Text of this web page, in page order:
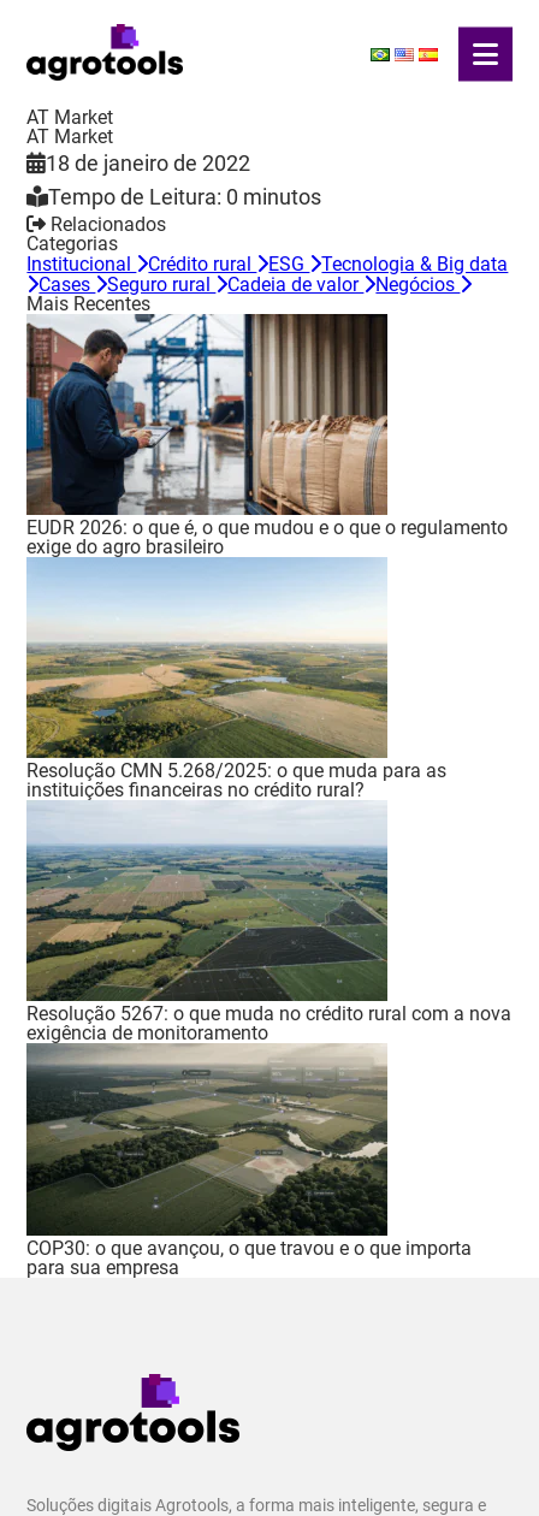
AT Market
AT Market
18 de janeiro de 2022
Tempo de Leitura: 0 minutos
Relacionados
Categorias
Institucional
Crédito rural ESG
Tecnologia & Big data
Cases
Seguro rural Cadeia de valor
Negócios
Mais Recentes
EUDR 2026: o que é, o que mudou e o que o regulamento
exige do agro brasileiro
Resolução CMN 5.268/2025: o que muda para as
instituições financeiras no crédito rural?
Resolução 5267: o que muda no crédito rural com a nova
exigência de monitoramento
COP30: o que avançou, o que travou e o que importa
para sua empresa
Soluções digitais Agrotools, a forma mais inteligente, segura e